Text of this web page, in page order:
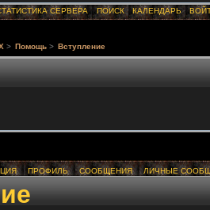
СЕРВЕРА ПОИСК КАЛЕНДАРЬ
> Помощь > Вступление
ПРОФИЛЬ СООБЩЕНИЯ ЛИЧНЫЕ